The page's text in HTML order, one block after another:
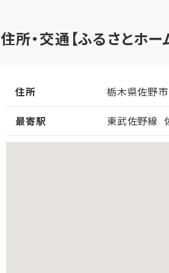
住所・交通【ふるさとホー
住所
栃木県佐野市
最寄駅
東武佐野線